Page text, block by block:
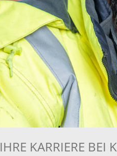
IHRE KARRIERE BEI